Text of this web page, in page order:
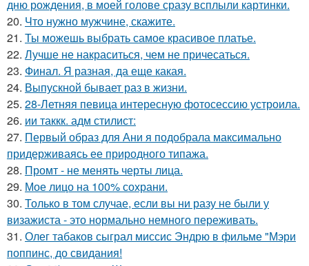
дню рождения, в моей голове сразу всплыли картинки.
20. Что нужно мужчине, скажите.
21. Ты можешь выбрать самое красивое платье.
22. Лучше не накраситься, чем не причесаться.
23. Финал. Я разная, да еще какая.
24. Выпускной бывает раз в жизни.
25. 28-Летняя певица интересную фотосессию устроила.
26. ии таккк. адм стилист:
27. Первый образ для Ани я подобрала максимально
придерживаясь ее природного типажа.
28. Промт - не менять черты лица.
29. Мое лицо на 100% сохрани.
30. Только в том случае, если вы ни разу не были у
визажиста - это нормально немного переживать.
31. Олег табаков сыграл миссис Эндрю в фильме "Мэри
поппинс, до свидания!